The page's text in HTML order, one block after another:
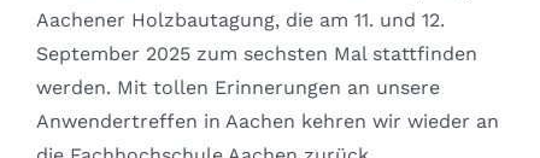
Aachener Holzbautagung, die am 11. und 12.
September 2025 zum sechsten Mal stattfinden
werden. Mit tollen Erinnerungen an unsere
Anwendertreffen in Aachen kehren wir wieder an